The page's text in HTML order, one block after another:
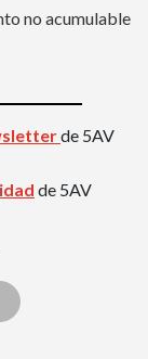
no acumulable
de 5AV
de 5AV